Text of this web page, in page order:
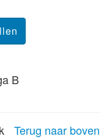
B
Terug naar boven